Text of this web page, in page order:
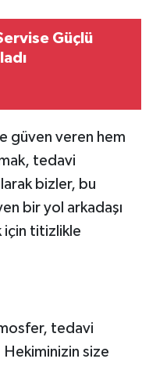
Güçlü
güven veren hem
tedavi
bizler, bu
bir yol arkadaşı
için titizlikle
tedavi
Hekiminizin size